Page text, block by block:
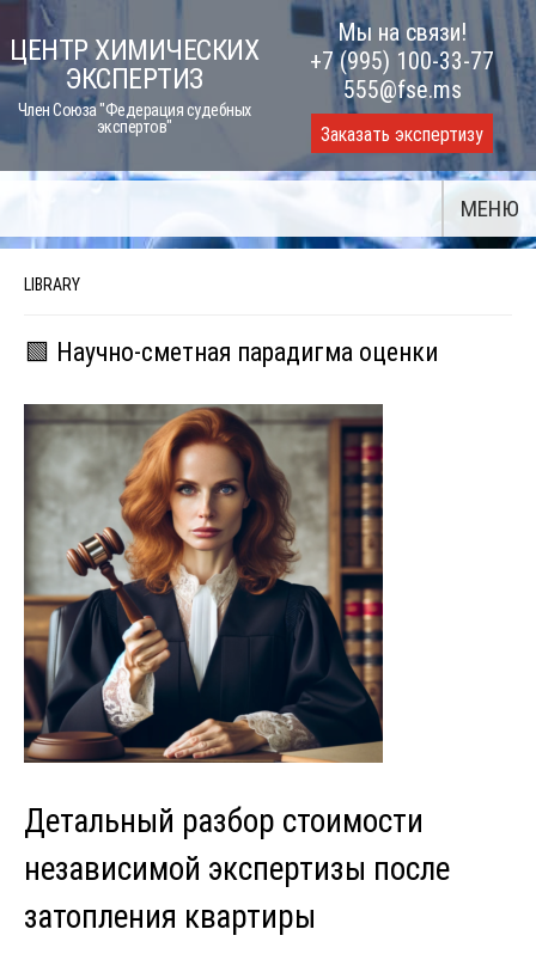
Skip
to
content
ЦЕНТР ХИМИЧЕСКИХ
ЭКСПЕРТИЗ
Член Союза "Федерация судебных
экспертов"
Мы на связи!
+7 (995) 100-33-77
555@fse.ms
Заказать экспертизу
МЕНЮ
LIBRARY
🟩 Научно-сметная парадигма оценки
Детальный разбор стоимости
независимой экспертизы после
затопления квартиры